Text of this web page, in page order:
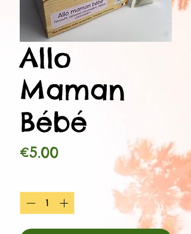
Allo
Maman
Bébé
€5.00Prix